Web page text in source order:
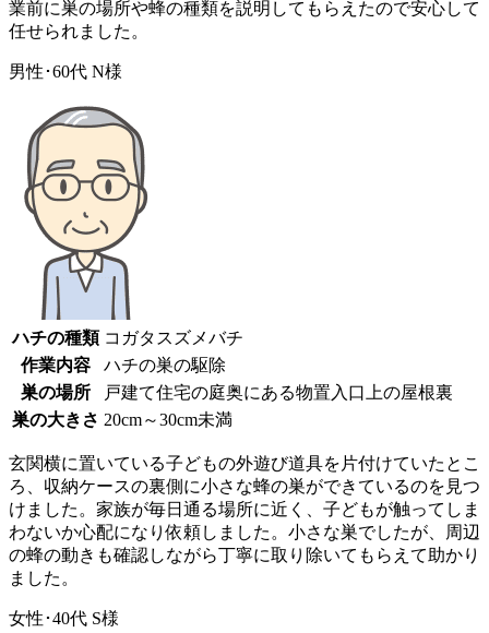
業前に巣の場所や蜂の種類を説明してもらえたので安心して
任せられました。
男性･60代 N様
ハチの種類 コガタスズメバチ
作業内容
ハチの巣の駆除
巣の場所
戸建て住宅の庭奥にある物置入口上の屋根裏
巣の大きさ 20cm～30cm未満
玄関横に置いている子どもの外遊び道具を片付けていたとこ
ろ、収納ケースの裏側に小さな蜂の巣ができているのを見つ
けました。家族が毎日通る場所に近く、子どもが触ってしま
わないか心配になり依頼しました。小さな巣でしたが、周辺
の蜂の動きも確認しながら丁寧に取り除いてもらえて助かり
ました。
女性･40代 S様